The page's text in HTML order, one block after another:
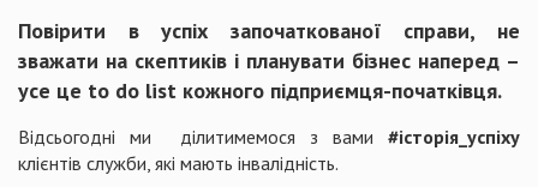
Повірити в успіх започаткованої справи, не
зважати на скептиків і планувати бізнес наперед –
усе це to do list кожного підприємця-початківця.
Відсьогодні ми ділитимемося з вами #історія_успіху
клієнтів служби, які мають інвалідність.